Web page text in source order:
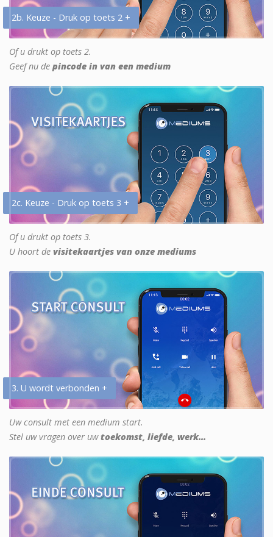
2b. Keuze - Druk op toets 2 +
Of u drukt op toets 2.
Geef nu de pincode in van een medium
2c. Keuze - Druk op toets 3 +
Of u drukt op toets 3.
U hoort de visitekaartjes van onze mediums
3. U wordt verbonden +
Uw consult met een medium start.
Stel uw vragen over uwtoekomst, liefde, werk...